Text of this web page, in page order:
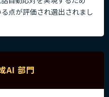
点が評価され選出されまし
AI 部門